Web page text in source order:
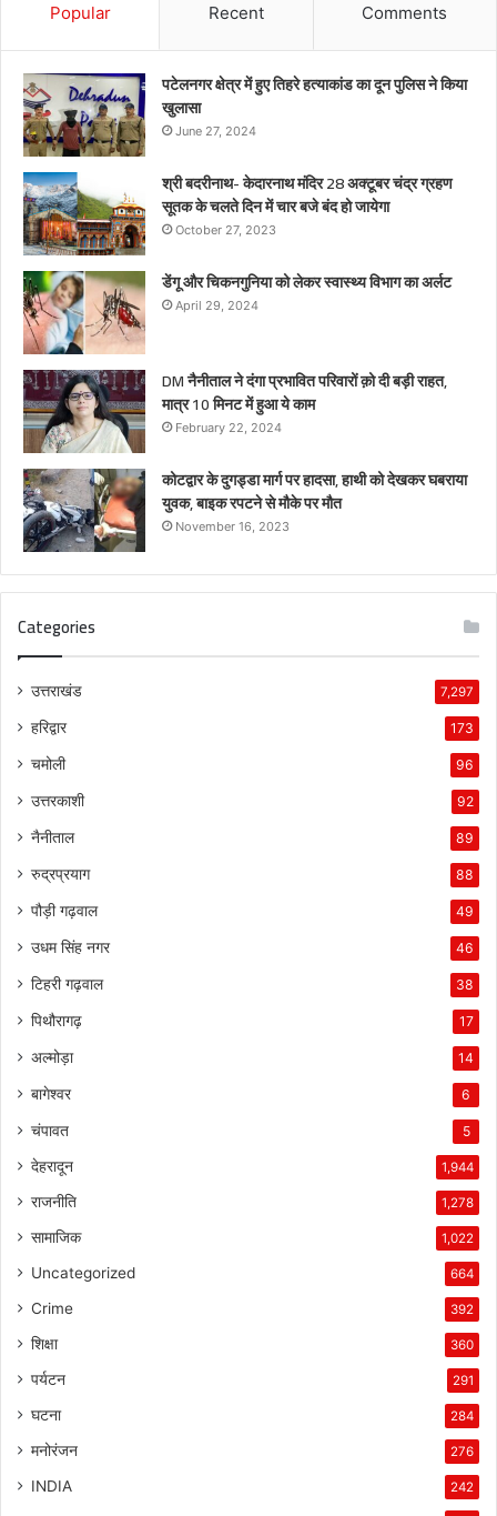
Popular Recent Comments
पटेलनगर क्षेत्र में हुए तिहरे हत्याकांड का दून पुलिस ने किया
खुलासा
June 27, 2024
श्री बदरीनाथ- केदारनाथ मंदिर 28 अक्टूबर चंद्र ग्रहण
सूतक के चलते दिन में चार बजे बंद हो जायेगा
October 27, 2023
डेंगू और चिकनगुनिया को लेकर स्वास्थ्य विभाग का अर्लट
April 29, 2024
DM नैनीताल ने दंगा प्रभावित परिवारों क़ो दी बड़ी राहत,
मात्र 10 मिनट में हुआ ये काम
February 22, 2024
कोटद्वार के दुगड्डा मार्ग पर हादसा, हाथी को देखकर घबराया
युवक, बाइक रपटने से मौके पर मौत
November 16, 2023
Categories
उत्तराखंड 7,297
हरिद्वार 173
चमोली 96
उत्तरकाशी 92
नैनीताल 89
रुद्रप्रयाग 88
पौड़ी गढ़वाल 49
उधम सिंह नगर 46
टिहरी गढ़वाल 38
पिथौरागढ़ 17
अल्मोड़ा 14
बागेश्वर 6
चंपावत 5
देहरादून 1,944
राजनीति 1,278
सामाजिक 1,022
Uncategorized 664
Crime 392
शिक्षा 360
पर्यटन 291
घटना 284
मनोरंजन 276
INDIA 242